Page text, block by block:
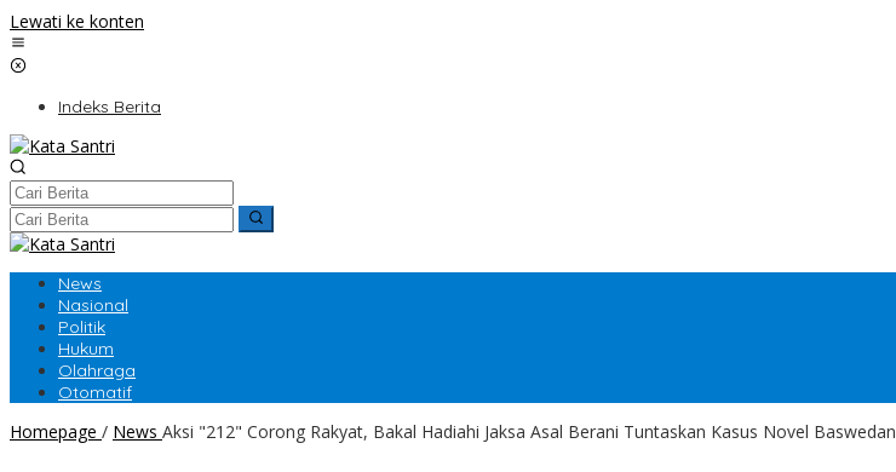
Lewati ke konten
Indeks Berita
News
Nasional
Politik
Hukum
Olahraga
Otomatif
Homepage / News Aksi "212" Corong Rakyat, Bakal Hadiahi Jaksa Asal Berani Tuntaskan Kasus Novel Baswedan